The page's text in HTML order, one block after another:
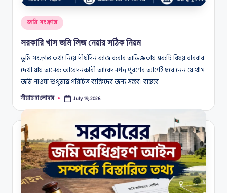
Posted
in
জমি সংক্রান্ত
সরকারি খাস জমি লিজ নেয়ার সঠিক নিয়ম
ভূমি সংক্রান্ত তথ্য নিয়ে দীর্ঘদিন কাজ করার অভিজ্ঞতায় একটি বিষয় বারবার
দেখা যায় অনেক আবেদনকারী আবেদনপত্র পূরণের আগেই ধরে নেন যে খাস
জমি পাওয়া শুধুমাত্র পরিচিত ব্যক্তিদের জন্য সম্ভব। বাস্তবে
Posted
সীমান্ত হাওলাদার July 19, 2026